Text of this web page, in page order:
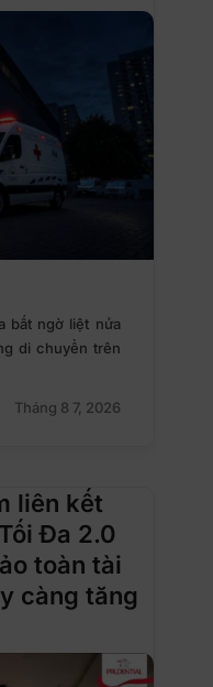
bất ngờ liệt nửa
di chuyển trên
Tháng 8 7, 2026
liên kết
Đa 2.0
toàn tài
càng tăng